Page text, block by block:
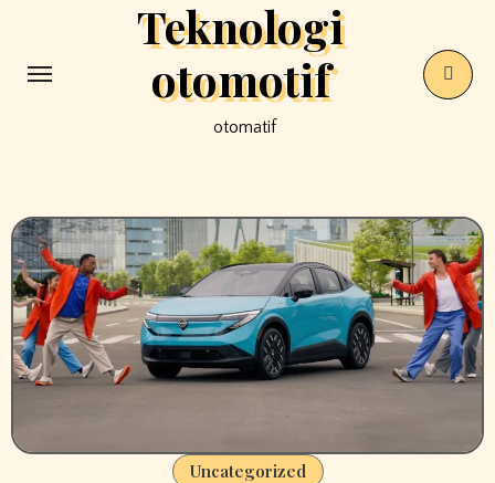
content
Teknologi
otomotif
otomatif
Uncategorized